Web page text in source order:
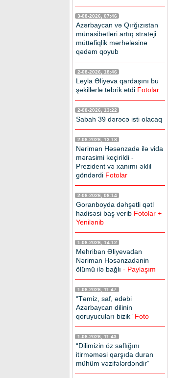
3-08-2026, 07:46
Azərbaycan və Qırğızıstan
münasibətləri artıq strateji
müttəfiqlik mərhələsinə
qədəm qoyub
2-08-2026, 18:46
Leyla Əliyeva qardaşını bu
şəkillərlə təbrik etdi Fotolar
2-08-2026, 13:22
Sabah 39 dərəcə isti olacaq
2-08-2026, 13:18
Nəriman Həsənzadə ilə vida
mərasimi keçirildi -
Prezident və xanımı əklil
göndərdi Fotolar
2-08-2026, 08:14
Goranboyda dəhşətli qətl
hadisəsi baş verib Fotolar +
Yenilənib
1-08-2026, 14:12
Mehriban Əliyevadan
Nəriman Həsənzadənin
ölümü ilə bağlı - Paylaşım
1-08-2026, 11:47
“Təmiz, saf, ədəbi
Azərbaycan dilinin
qoruyucuları bizik” Foto
1-08-2026, 11:43
“Dilimizin öz saflığını
itirməməsi qarşıda duran
mühüm vəzifələrdəndir”